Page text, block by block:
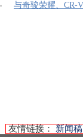
与奇骏荣耀、CR-
友情链接： 新闻稿